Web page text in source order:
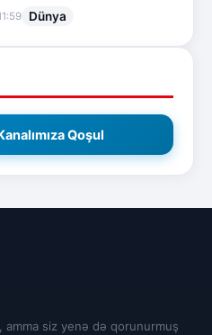
Dünya
Qoşul
siz yenə də qorunurmuş